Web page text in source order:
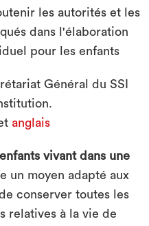
les autorités et les
dans l'élaboration
pour les enfants
Général du SSI
anglais
vivant dans une
un moyen adapté aux
conserver toutes les
relatives à la vie de